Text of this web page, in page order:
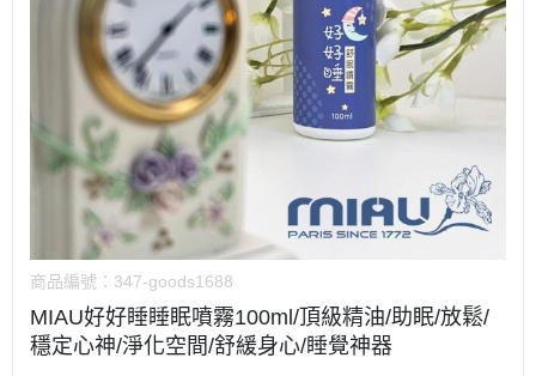
商品編號： 347-goods1688
MIAU好好睡睡眠噴霧100ml/頂級精油/助眠/放鬆/
穩定心神/淨化空間/舒緩身心/睡覺神器